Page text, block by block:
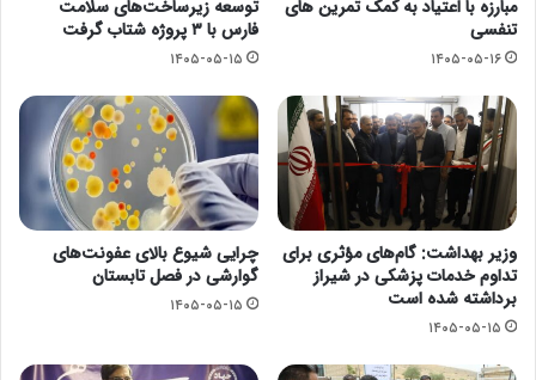
مبارزه با اعتیاد به کمک تمرین های
تنفسی
۱۴۰۵-۰۵-۱۶
توسعه زیرساخت‌های سلامت
فارس با ۳ پروژه شتاب گرفت
۱۴۰۵-۰۵-۱۵
وزیر بهداشت: گام‌های مؤثری برای
تداوم خدمات پزشکی در شیراز
برداشته شده است
۱۴۰۵-۰۵-۱۵
چرایی شیوع بالای عفونت‌های
گوارشی در فصل تابستان
۱۴۰۵-۰۵-۱۵